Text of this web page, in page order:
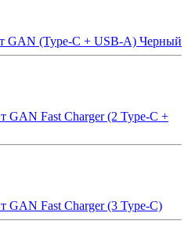
GAN (Type-C + USB-A) Черный
GAN Fast Charger (2 Type-C +
GAN Fast Charger (3 Type-C)